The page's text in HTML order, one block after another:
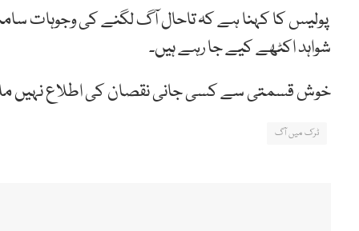
پولیس کا کہنا ہے کہ تاحال آگ لگنے کی وجوہات
شواہد اکٹھے کیے جا رہے ہیں۔
خوش قسمتی سے کسی جانی نقصان کی اطلاع نہیں ملی،
ٹرک میں آگ